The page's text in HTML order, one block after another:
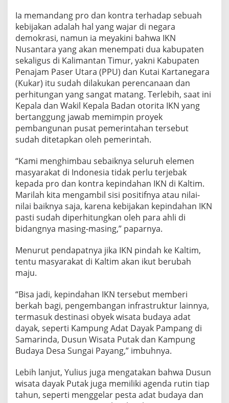
Ia memandang pro dan kontra terhadap sebuah
kebijakan adalah hal yang wajar di negara
demokrasi, namun ia meyakini bahwa IKN
Nusantara yang akan menempati dua kabupaten
sekaligus di Kalimantan Timur, yakni Kabupaten
Penajam Paser Utara (PPU) dan Kutai Kartanegara
(Kukar) itu sudah dilakukan perencanaan dan
perhitungan yang sangat matang. Terlebih, saat ini
Kepala dan Wakil Kepala Badan otorita IKN yang
bertanggung jawab memimpin proyek
pembangunan pusat pemerintahan tersebut
sudah ditetapkan oleh pemerintah.
“Kami menghimbau sebaiknya seluruh elemen
masyarakat di Indonesia tidak perlu terjebak
kepada pro dan kontra kepindahan IKN di Kaltim.
Marilah kita mengambil sisi positifnya atau nilai-
nilai baiknya saja, karena kebijakan kepindahan IKN
pasti sudah diperhitungkan oleh para ahli di
bidangnya masing-masing,” paparnya.
Menurut pendapatnya jika IKN pindah ke Kaltim,
tentu masyarakat di Kaltim akan ikut berubah
maju.
“Bisa jadi, kepindahan IKN tersebut memberi
berkah bagi, pengembangan infrastruktur lainnya,
termasuk destinasi obyek wisata budaya adat
dayak, seperti Kampung Adat Dayak Pampang di
Samarinda, Dusun Wisata Putak dan Kampung
Budaya Desa Sungai Payang,” imbuhnya.
Lebih lanjut, Yulius juga mengatakan bahwa Dusun
wisata dayak Putak juga memiliki agenda rutin tiap
tahun, seperti menggelar pesta adat budaya dan